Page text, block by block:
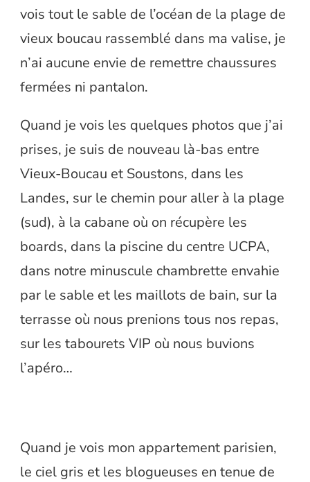
vois tout le sable de l’océan de la plage de
vieux boucau rassemblé dans ma valise, je
n’ai aucune envie de remettre chaussures
fermées ni pantalon.
Quand je vois les quelques photos que j’ai
prises, je suis de nouveau là-bas entre
Vieux-Boucau et Soustons, dans les
Landes, sur le chemin pour aller à la plage
(sud), à la cabane où on récupère les
boards, dans la piscine du centre UCPA,
dans notre minuscule chambrette envahie
par le sable et les maillots de bain, sur la
terrasse où nous prenions tous nos repas,
sur les tabourets VIP où nous buvions
l’apéro…
Quand je vois mon appartement parisien,
le ciel gris et les blogueuses en tenue de